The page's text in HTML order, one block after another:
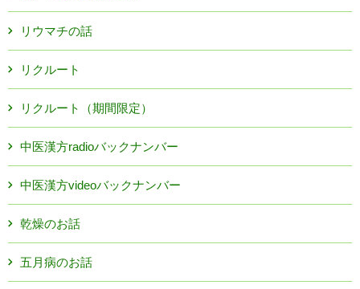
リウマチの話
リクルート
リクルート（期間限定）
中医漢方radioバックナンバー
中医漢方videoバックナンバー
乾燥のお話
五月病のお話